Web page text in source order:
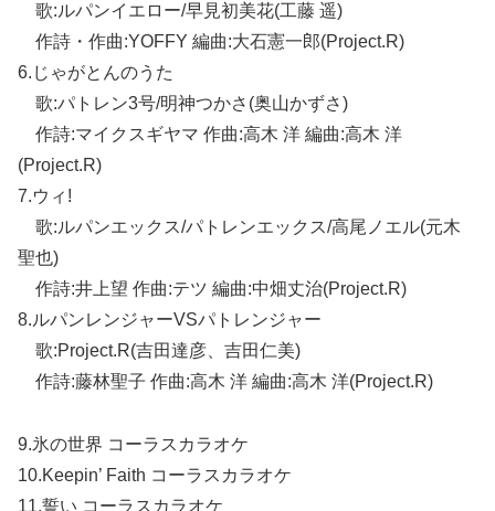
歌:ルパンイエロー/早見初美花(工藤 遥)
作詩・作曲:YOFFY 編曲:大石憲一郎(Project.R)
6.じゃがとんのうた
歌:パトレン3号/明神つかさ(奥山かずさ)
作詩:マイクスギヤマ 作曲:高木 洋 編曲:高木 洋
(Project.R)
7.ウィ!
歌:ルパンエックス/パトレンエックス/高尾ノエル(元木
聖也)
作詩:井上望 作曲:テツ 編曲:中畑丈治(Project.R)
8.ルパンレンジャーVSパトレンジャー
歌:Project.R(吉田達彦、吉田仁美)
作詩:藤林聖子 作曲:高木 洋 編曲:高木 洋(Project.R)
9.氷の世界 コーラスカラオケ
10.Keepin’ Faith コーラスカラオケ
11.誓い コーラスカラオケ